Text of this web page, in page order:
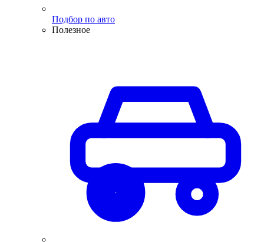
Подбор по авто
Полезное